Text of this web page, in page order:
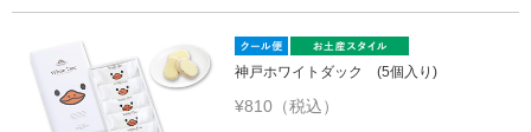
神戸ホワイトダック (5個入り)
¥810（税込）